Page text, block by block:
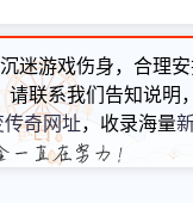
迷游戏伤身，合理
联系我们告知说明
传奇网址，收录海量